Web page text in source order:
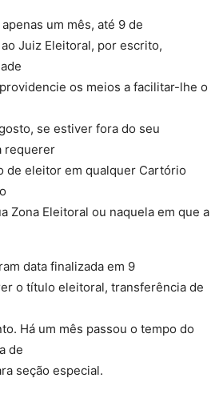
um mês, até 9 de
Juiz Eleitoral, por escrito,
os meios a facilitar-lhe o
se estiver fora do seu
requerer
de eleitor em qualquer Cartório
Zona Eleitoral ou naquela em que a
data finalizada em 9
o título eleitoral, transferência de
Há um mês passou o tempo do
de
seção especial.